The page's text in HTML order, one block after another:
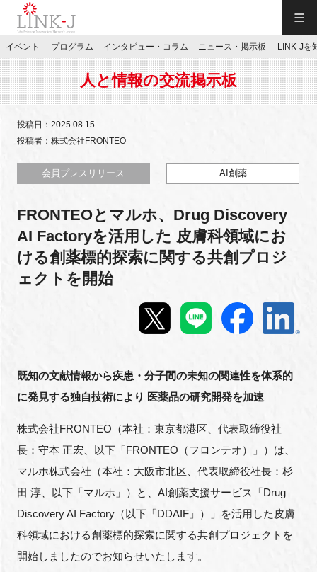
JP／EN
特別会員専用メニュー
施設ご予約
お問い合わせ
イベント
インタビュー・コラム
ニュース・掲示板
LINK-Jを知る
イベント プログラム インタビュー・コラム ニュース・掲示板 LINK-Jを
人と情報の交流掲示板
投稿日：2025.08.15
投稿者：株式会社FRONTEO
会員プレスリリース AI創薬
FRONTEOとマルホ、Drug Discovery
AI Factoryを活用した 皮膚科領域にお
ける創薬標的探索に関する共創プロジ
ェクトを開始
既知の文献情報から疾患・分子間の未知の関連性を体系的
に発見する独自技術により 医薬品の研究開発を加速
株式会社FRONTEO（本社：東京都港区、代表取締役社
長：守本 正宏、以下「FRONTEO（フロンテオ）」）は、
マルホ株式会社（本社：大阪市北区、代表取締役社長：杉
田 淳、以下「マルホ」）と、AI創薬支援サービス「Drug
Discovery AI Factory（以下「DDAIF」）」を活用した皮膚
科領域における創薬標的探索に関する共創プロジェクトを
開始しましたのでお知らせいたします。